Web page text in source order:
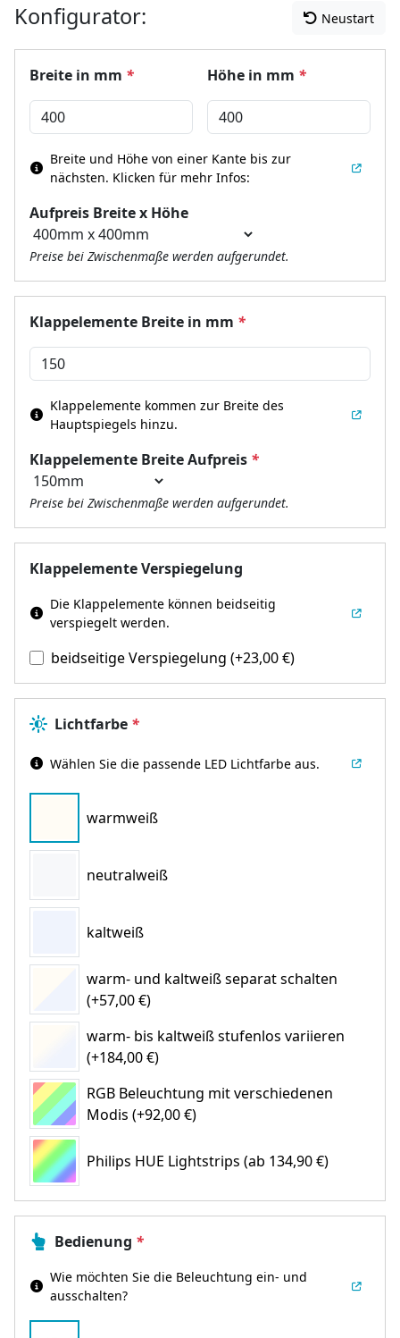
Konfigurator: Neustart
Breite in mm * Höhe in mm *
Aufpreis Breite x Höhe
Breite und Höhe von einer Kante bis zur
nächsten. Klicken für mehr Infos:
Preise bei Zwischenmaße werden aufgerundet.
Klappelemente Breite in mm *
Klappelemente Breite Aufpreis *
Klappelemente kommen zur Breite des
Hauptspiegels hinzu.
Preise bei Zwischenmaße werden aufgerundet.
Klappelemente Verspiegelung
Die Klappelemente können beidseitig
verspiegelt werden.
beidseitige Verspiegelung (+23,00€)
Lichtfarbe *
Wählen Sie die passende LED Lichtfarbe aus.
warmweiß
neutralweiß
kaltweiß
warm- und kaltweiß separat schalten
(+57,00 €)
warm- bis kaltweiß stufenlos variieren
(+184,00 €)
RGB Beleuchtung mit verschiedenen
Modis (+92,00 €)
Philips HUE Lightstrips (ab 134,90 €)
Bedienung *
Wie möchten Sie die Beleuchtung ein- und
ausschalten?